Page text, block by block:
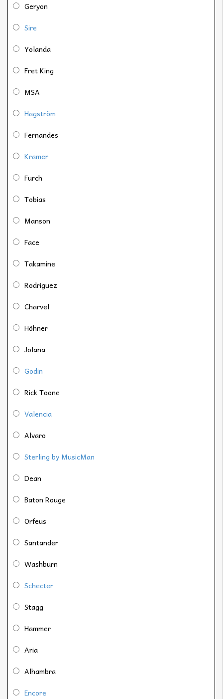
Geryon
Sire
Yolanda
Fret King
MSA
Hagström
Fernandes
Kramer
Furch
Tobias
Manson
Face
Takamine
Rodriguez
Charvel
Höhner
Jolana
Godin
Rick Toone
Valencia
Alvaro
Sterling by MusicMan
Dean
Baton Rouge
Orfeus
Santander
Washburn
Schecter
Stagg
Hammer
Aria
Alhambra
Encore